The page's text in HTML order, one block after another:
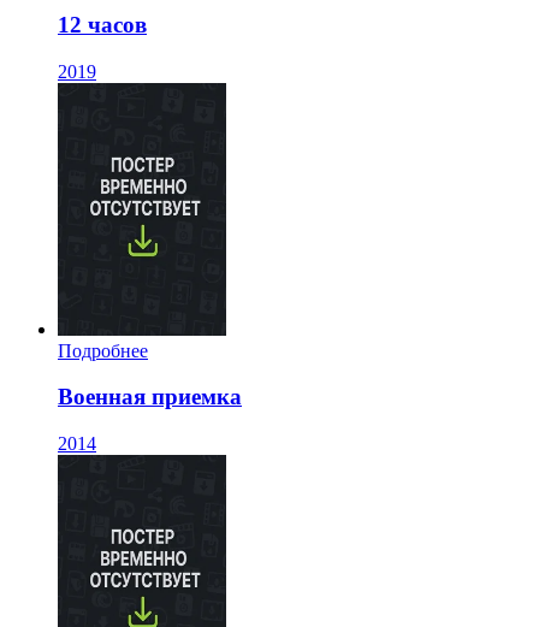
12 часов
2019
Подробнее
Военная приемка
2014